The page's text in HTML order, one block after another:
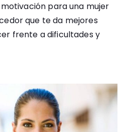
para una mujer
que te da mejores
frente a dificultades y